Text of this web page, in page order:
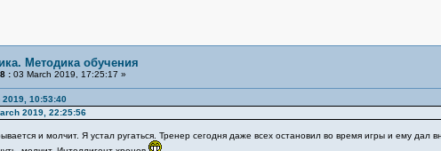
Методика обучения
:03 March 2019, 17:25:17 »
2019, 10:53:40
2019, 22:25:56
и молчит. Я устал ругаться. Тренер сегодня даже всех остановил во время игры и ему